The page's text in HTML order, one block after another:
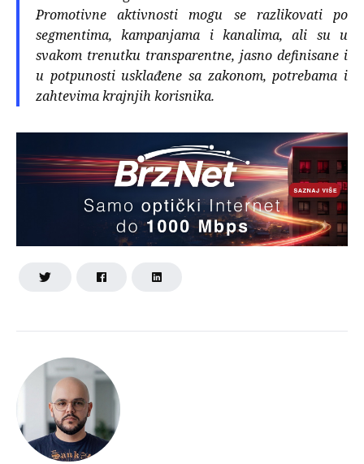
Promotivne aktivnosti mogu se razlikovati po
segmentima, kampanjama i kanalima, ali su u
svakom trenutku transparentne, jasno definisane i
u potpunosti usklađene sa zakonom, potrebama i
zahtevima krajnjih korisnika.